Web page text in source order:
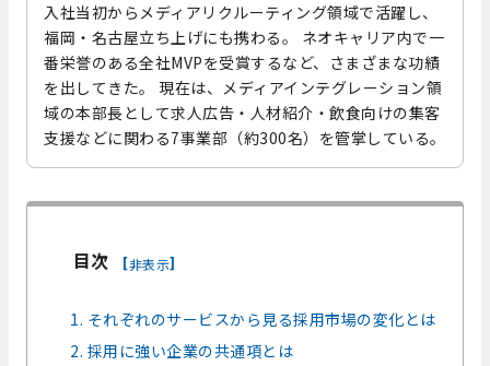
入社当初からメディアリクルーティング領域で活躍し、
福岡・名古屋立ち上げにも携わる。 ネオキャリア内で一
番栄誉のある全社MVPを受賞するなど、さまざまな功績
を出してきた。 現在は、メディアインテグレーション領
域の本部長として求人広告・人材紹介・飲食向けの集客
支援などに関わる7事業部（約300名）を管掌している。
目次 [非表示]
1. それぞれのサービスから見る採用市場の変化とは
2. 採用に強い企業の共通項とは